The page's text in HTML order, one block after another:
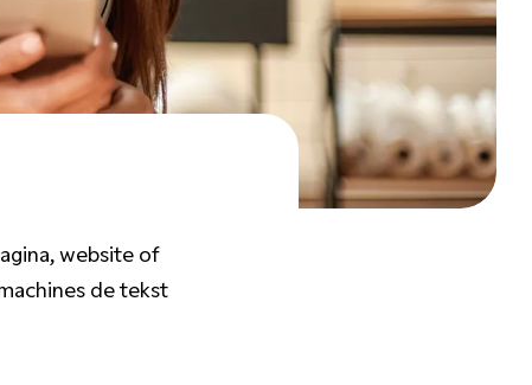
website of
de tekst